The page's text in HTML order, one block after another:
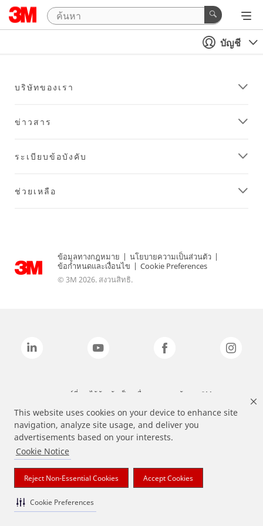
This website uses cookies on your device to enhance site
navigation, analyze site usage, and deliver you
advertisements based on your interests.
Cookie Notice
Reject Non-Essential Cookies Accept Cookies
Cookie Preferences
บัญชี
บริษัทของเรา
ข่าวสาร
ระเบียบข้อบังคับ
ช่วยเหลือ
ข้อมูลทางกฎหมาย | นโยบายความเป็นส่วนตัว |
ข้อกำหนดและเงื่อนไข | Cookie Preferences
© 3M 2026. สงวนสิทธิ.
แบรนด์ที่ระบุไว้ข้างต้นเป็นเครื่องหมายการค้าของ 3M